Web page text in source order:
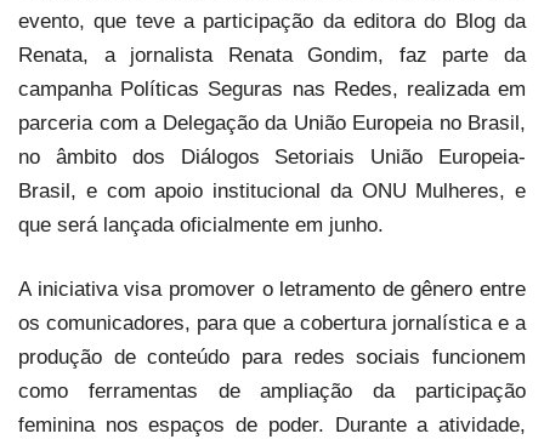
evento, que teve a participação da editora do Blog da
Renata, a jornalista Renata Gondim, faz parte da
campanha Políticas Seguras nas Redes, realizada em
parceria com a Delegação da União Europeia no Brasil,
no âmbito dos Diálogos Setoriais União Europeia-
Brasil, e com apoio institucional da ONU Mulheres, e
que será lançada oficialmente em junho.
A iniciativa visa promover o letramento de gênero entre
os comunicadores, para que a cobertura jornalística e a
produção de conteúdo para redes sociais funcionem
como ferramentas de ampliação da participação
feminina nos espaços de poder. Durante a atividade,